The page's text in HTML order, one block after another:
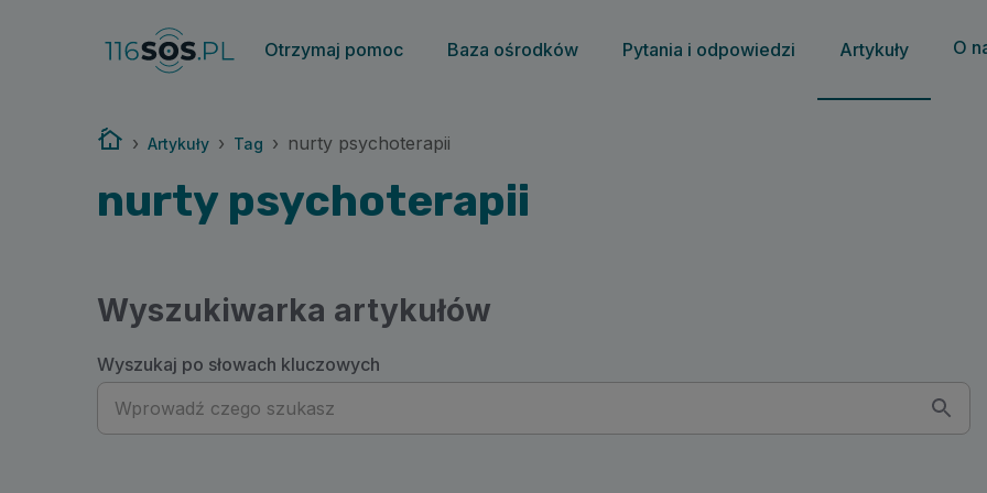
Otrzymaj pomoc Baza ośrodków Pytania i odpowiedzi Artykuły O
Strona główna
› Artykuły › Tag › nurty psychoterapii
nurty psychoterapii
Wyszukiwarka artykułów
Wyszukaj po słowach kluczowych